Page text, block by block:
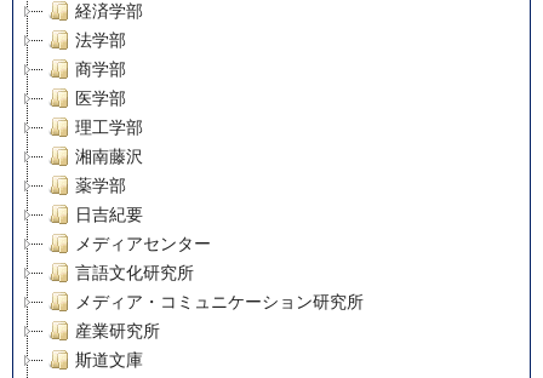
経済学部
法学部
商学部
医学部
理工学部
湘南藤沢
薬学部
日吉紀要
メディアセンター
言語文化研究所
メディア・コミュニケーション研究所
産業研究所
斯道文庫